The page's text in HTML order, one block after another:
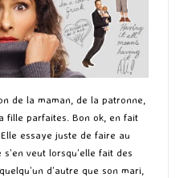
de la maman, de la patronne,
fille parfaites. Bon ok, en fait
essaye juste de faire au
veut lorsqu’elle fait des
d’autre que son mari,